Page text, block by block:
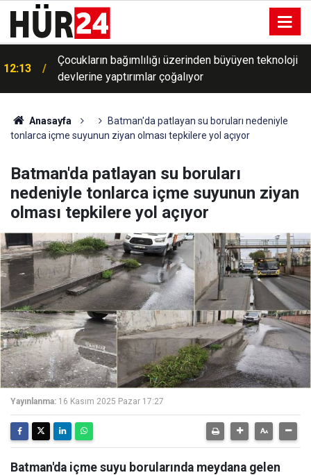
12:13
Çocukların bağımlılığı üzerinden büyüyen teknoloji
devlerine yaptırımlar çoğalıyor
Anasayfa
Batman'da patlayan su boruları nedeniyle
tonlarca içme suyunun ziyan olması tepkilere yol açıyor
Batman'da patlayan su boruları
nedeniyle tonlarca içme suyunun ziyan
olması tepkilere yol açıyor
Yayınlanma: 16 Kasım 2025 Pazar 17:27
Batman'da içme suyu borularında meydana gelen